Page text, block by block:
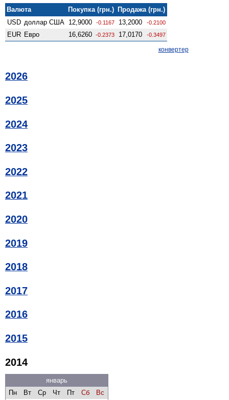
Валюта Покупка (грн.) Продажа (грн.)
USD доллар США 12,9000 -0.1167 13,2000 -0.2100
EUR Евро 16,6260 -0.2373 17,0170 -0.3497
конвертер
2026
2025
2024
2023
2022
2021
2020
2019
2018
2017
2016
2015
2014
январь
Пн
Вт Ср Чт Пт Сб
Вс